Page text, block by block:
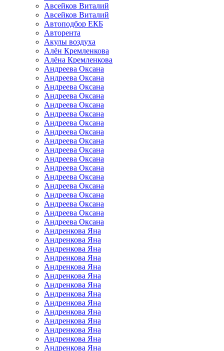
Авсейков Виталий
Авсейков Виталий
Автоподбор ЕКБ
Авторента
Акулы воздуха
Алён Кремленкова
Алёна Кремленкова
Андреева Оксана
Андреева Оксана
Андреева Оксана
Андреева Оксана
Андреева Оксана
Андреева Оксана
Андреева Оксана
Андреева Оксана
Андреева Оксана
Андреева Оксана
Андреева Оксана
Андреева Оксана
Андреева Оксана
Андреева Оксана
Андреева Оксана
Андреева Оксана
Андреева Оксана
Андреева Оксана
Андренкова Яна
Андренкова Яна
Андренкова Яна
Андренкова Яна
Андренкова Яна
Андренкова Яна
Андренкова Яна
Андренкова Яна
Андренкова Яна
Андренкова Яна
Андренкова Яна
Андренкова Яна
Андренкова Яна
Андренкова Яна